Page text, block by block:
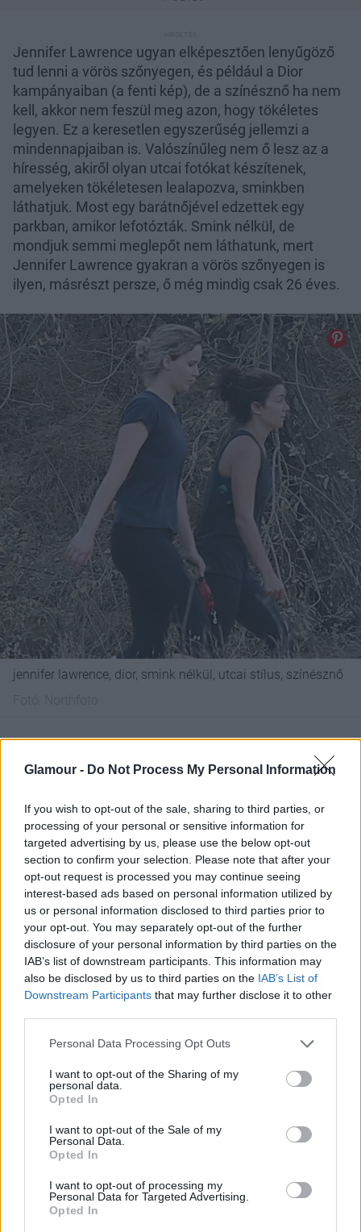
Glamour - Do Not Process My Personal Information
If you wish to opt-out of the sale, sharing to third parties, or
processing of your personal or sensitive information for
targeted advertising by us, please use the below opt-out
section to confirm your selection. Please note that after your
opt-out request is processed you may continue seeing
interest-based ads based on personal information utilized by
us or personal information disclosed to third parties prior to
your opt-out. You may separately opt-out of the further
disclosure of your personal information by third parties on the
IAB’s list of downstream participants. This information may
also be disclosed by us to third parties on the IAB’s List of
Downstream Participants that may further disclose it to other
Please note that this website/app uses one or more Google
not limited to your visit or usage behaviour. You may click to
grant or deny consent to Google and its third-party tags to
use your data for below specified purposes in below Google
consent section.
Personal Data Processing Opt Outs
I want to opt-out of the Sharing of my
personal data.
Opted In
I want to opt-out of the Sale of my
Personal Data.
Opted In
I want to opt-out of processing my
Personal Data for Targeted Advertising.
Opted In
Jennifer Lawrence ugyan elképesztően lenyűgöző
tud lenni a vörös szőnyegen, és például a Dior
kampányaiban (a fenti kép), de a színésznő ha nem
kell, akkor nem feszül meg azon, hogy tökéletes
legyen. Ez a keresetlen egyszerűség jellemzi a
mindennapjaiban is. Valószínűleg nem ő lesz az a
híresség, akiről olyan utcai fotókat készítenek,
amelyeken tökéletesen lealapozva, sminkben
láthatjuk. Most egy barátnőjével edzettek egy
parkban, amikor lefotózták. Smink nélkül, de
mondjuk semmi meglepőt nem láthatunk, mert
Jennifer Lawrence gyakran a vörös szőnyegen is
ilyen, másrészt persze, ő még mindig csak 26 éves.
jennifer lawrence, dior, smink nélkül, utcai stílus, színésznő
jennifer lawrence, dior, smink nélkül, utcai stílus, színésznő